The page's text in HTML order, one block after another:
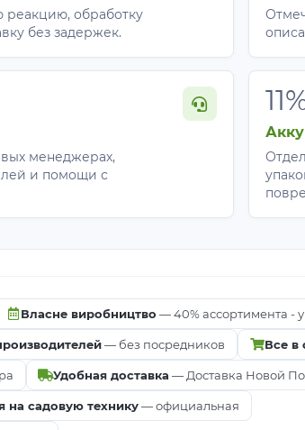
50 черное?
удобрения.
10-15 см.
землей каждые 60-90 см.
и высадите растения.
ленту под ним.
реакцию, обработку
без задержек.
менеджерах,
и помощи с
Власне виробництво — 40% ассортимента -
— без посредников Все в
Удобная доставка — Доставка Новой
на садовую технику— официальная